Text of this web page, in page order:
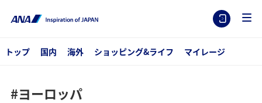
トップ 国内 海外 ショッピング&ライフ マイレージ
#ヨーロッパ